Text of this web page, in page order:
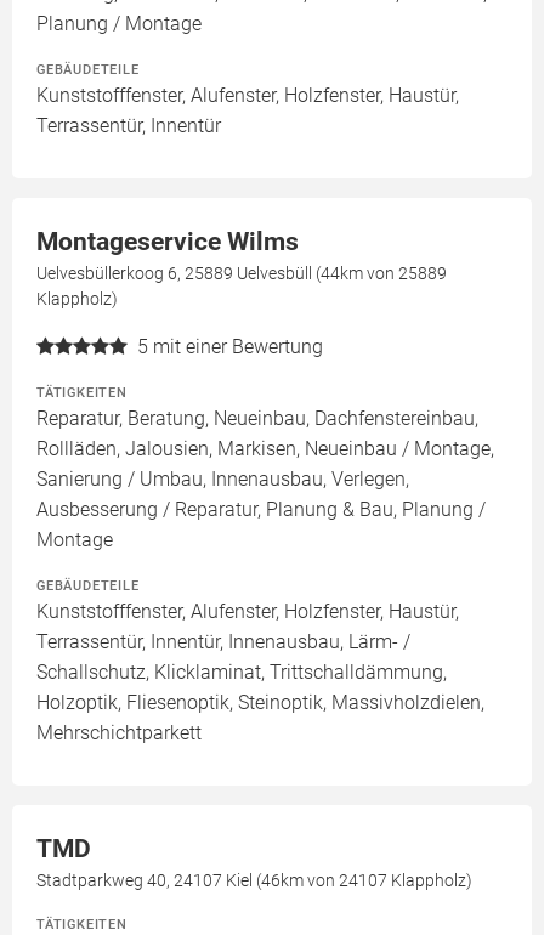
Planung / Montage
GEBÄUDETEILE
Kunststofffenster, Alufenster, Holzfenster, Haustür,
Terrassentür, Innentür
Montageservice Wilms
Uelvesbüllerkoog 6, 25889 Uelvesbüll (44km von 25889
Klappholz)
5 mit einer Bewertung
TÄTIGKEITEN
Reparatur, Beratung, Neueinbau, Dachfenstereinbau,
Rollläden, Jalousien, Markisen, Neueinbau / Montage,
Sanierung / Umbau, Innenausbau, Verlegen,
Ausbesserung / Reparatur, Planung & Bau, Planung /
Montage
GEBÄUDETEILE
Kunststofffenster, Alufenster, Holzfenster, Haustür,
Terrassentür, Innentür, Innenausbau, Lärm- /
Schallschutz, Klicklaminat, Trittschalldämmung,
Holzoptik, Fliesenoptik, Steinoptik, Massivholzdielen,
Mehrschichtparkett
TMD
Stadtparkweg 40, 24107 Kiel (46km von 24107 Klappholz)
TÄTIGKEITEN